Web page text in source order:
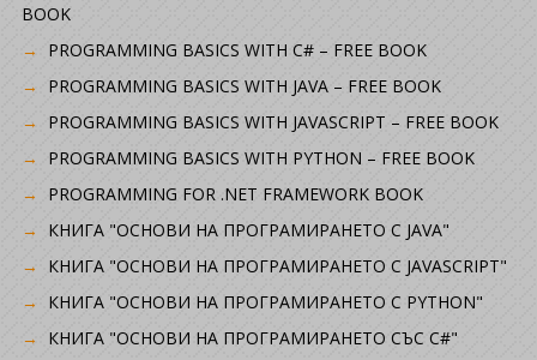
BOOK
PROGRAMMING BASICS WITH C# – FREE BOOK
PROGRAMMING BASICS WITH JAVA – FREE BOOK
PROGRAMMING BASICS WITH JAVASCRIPT – FREE BOOK
PROGRAMMING BASICS WITH PYTHON – FREE BOOK
PROGRAMMING FOR .NET FRAMEWORK BOOK
КНИГА "ОСНОВИ НА ПРОГРАМИРАНЕТО С JAVA"
КНИГА "ОСНОВИ НА ПРОГРАМИРАНЕТО С JAVASCRIPT"
КНИГА "ОСНОВИ НА ПРОГРАМИРАНЕТО С PYTHON"
КНИГА "ОСНОВИ НА ПРОГРАМИРАНЕТО СЪС C#"